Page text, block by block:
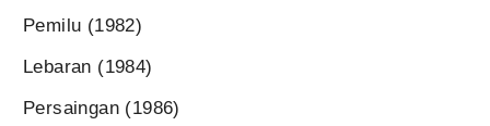
Pemilu (1982)
Lebaran (1984)
Persaingan (1986)